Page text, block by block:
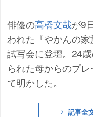
俳優の高橋文哉が9
われた『やかんの
試写会に登壇。24
られた母からのプ
て明かした。
記事全